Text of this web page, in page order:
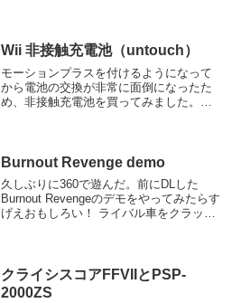
Wii 非接触充電池（untouch）
モーションプラスを付けるようになって
から電池の交換が非常に面倒になったた
め、非接触充電池を買ってみました。モ
器の大きさ...
Burnout Revenge demo
久しぶりに360で遊んだ。前にDLした
Burnout Revengeのデモをやってみたらす
げえおもしろい！ ライバル車をクラッシ
開！ま...
クライシスコアFFVIIとPSP-
2000ZS